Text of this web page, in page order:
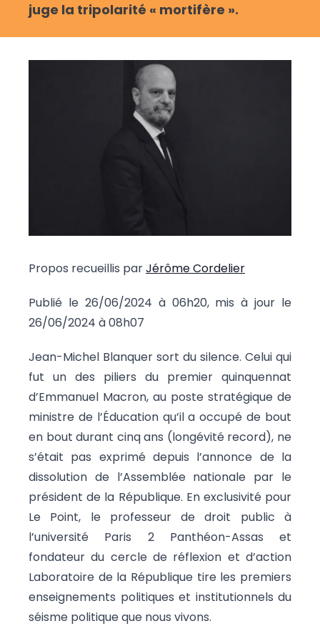
juge la tripolarité « mortifère ».
Propos recueillis parJérôme Cordelier
Publié le 26/06/2024 à 06h20, mis à jour le
26/06/2024 à 08h07
Jean-Michel Blanquer sort du silence. Celui qui
fut un des piliers du premier quinquennat
d’Emmanuel Macron, au poste stratégique de
ministre de l’Éducation qu’il a occupé de bout
en bout durant cinq ans (longévité record), ne
s’était pas exprimé depuis l’annonce de la
dissolution de l’Assemblée nationale par le
président de la République. En exclusivité pour
Le Point, le professeur de droit public à
l’université Paris 2 Panthéon-Assas et
fondateur du cercle de réflexion et d’action
Laboratoire de la République tire les premiers
enseignements politiques et institutionnels du
séisme politique que nous vivons.